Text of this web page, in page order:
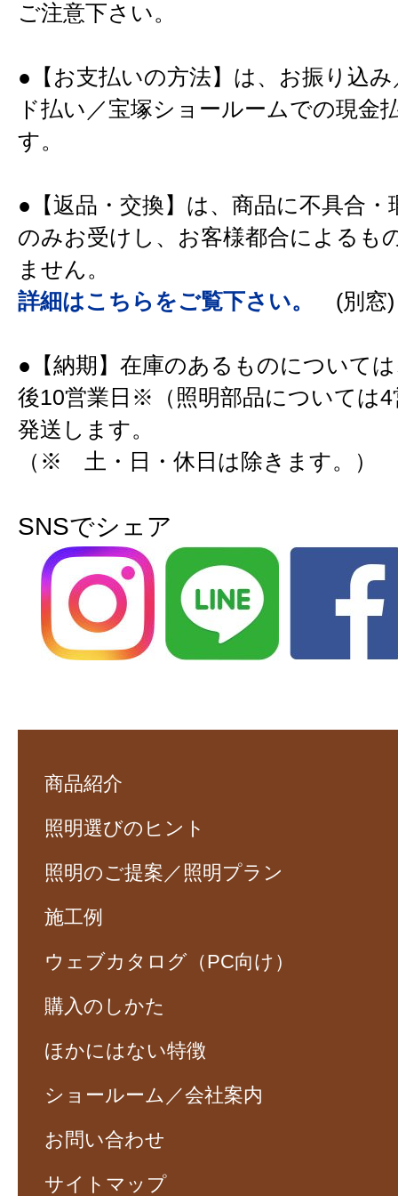
ご注意下さい。
●【お支払いの方法】は、お振り込
ド払い／宝塚ショールームでの現金
す。
●【返品・交換】は、商品に不具合・
のみお受けし、お客様都合によるも
ません。
詳細はこちらをご覧下さい。
(別窓)
●【納期】在庫のあるものについて
後10営業日※（照明部品については4
発送します。
（※ 土・日・休日は除きます。）
SNSでシェア
商品紹介
照明選びのヒント
照明のご提案／照明プラン
施工例
ウェブカタログ（PC向け）
購入のしかた
ほかにはない特徴
ショールーム／会社案内
お問い合わせ
サイトマップ